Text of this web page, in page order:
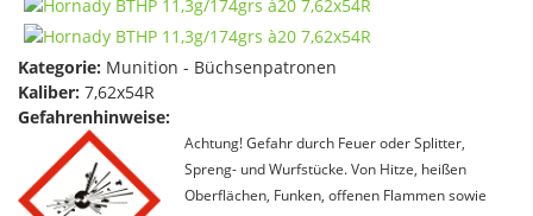
Kategorie: Munition - Büchsenpatronen
Kaliber: 7,62x54R
Gefahrenhinweise:
Achtung! Gefahr durch Feuer oder Splitter,
Spreng- und Wurfstücke. Von Hitze, heißen
Oberflächen, Funken, offenen Flammen sowie